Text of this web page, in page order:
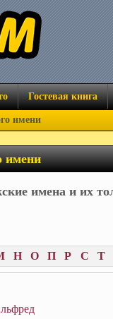
Гостевая книга
имени
имени
имена и их
Н О П Р С Т